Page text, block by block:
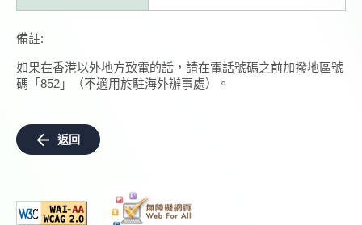
備註:
如果在香港以外地方致電的話，請在電話號碼之前加撥地區號
碼「852」（不適用於駐海外辦事處）。
返回